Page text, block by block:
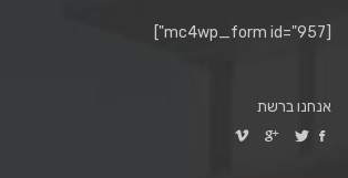
[mc4wp_form id="957"]
אנחנו ברשת